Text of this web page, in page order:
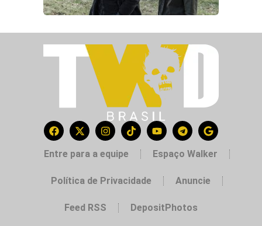
Entre para a equipe Espaço Walker
Política de Privacidade Anuncie
Feed RSS DepositPhotos